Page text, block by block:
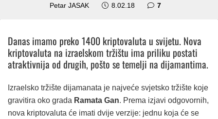
Petar JASAK 8.02.18 7komentara
Danas imamo preko 1400 kriptovaluta u svijetu. Nova
kriptovaluta na izraelskom tržištu ima priliku postati
atraktivnija od drugih, pošto se temelji na dijamantima.
Izraelsko tržište dijamanata je najveće svjetsko tržište koje
gravitira oko grada Ramata Gan. Prema izjavi odgovornih,
nova kriptovaluta će imati dvije verzije: jednu koja će se